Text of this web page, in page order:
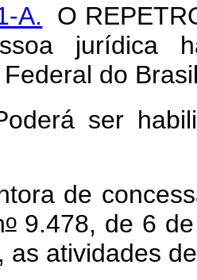
A. O
jurídica
Federal do
ser
de
o9.478, de 6 de
as atividades